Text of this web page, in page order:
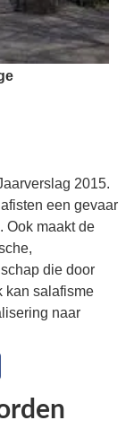
2015.
een gevaar
Ook maakt de
die door
kan salafisme
naar